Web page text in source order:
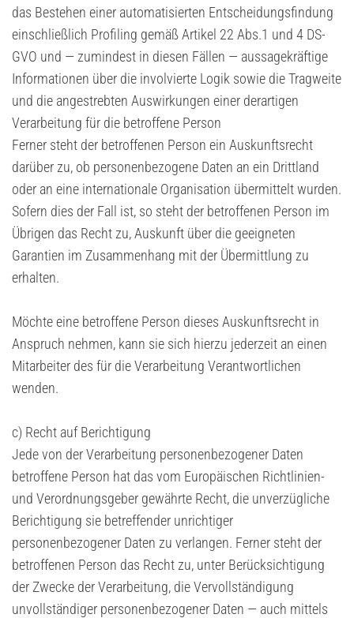
das Bestehen einer automatisierten Entscheidungsfindung
einschließlich Profiling gemäß Artikel 22 Abs.1 und 4 DS-
GVO und — zumindest in diesen Fällen — aussagekräftige
Informationen über die involvierte Logik sowie die Tragweite
und die angestrebten Auswirkungen einer derartigen
Verarbeitung für die betroffene Person
Ferner steht der betroffenen Person ein Auskunftsrecht
darüber zu, ob personenbezogene Daten an ein Drittland
oder an eine internationale Organisation übermittelt wurden.
Sofern dies der Fall ist, so steht der betroffenen Person im
Übrigen das Recht zu, Auskunft über die geeigneten
Garantien im Zusammenhang mit der Übermittlung zu
erhalten.
Möchte eine betroffene Person dieses Auskunftsrecht in
Anspruch nehmen, kann sie sich hierzu jederzeit an einen
Mitarbeiter des für die Verarbeitung Verantwortlichen
wenden.
c) Recht auf Berichtigung
Jede von der Verarbeitung personenbezogener Daten
betroffene Person hat das vom Europäischen Richtlinien-
und Verordnungsgeber gewährte Recht, die unverzügliche
Berichtigung sie betreffender unrichtiger
personenbezogener Daten zu verlangen. Ferner steht der
betroffenen Person das Recht zu, unter Berücksichtigung
der Zwecke der Verarbeitung, die Vervollständigung
unvollständiger personenbezogener Daten — auch mittels